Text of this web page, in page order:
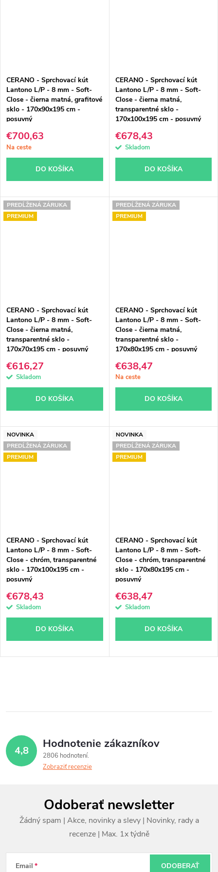
CERANO - Sprchovací kút
Lantono L/P - 8 mm - Soft-
Close - čierna matná, grafitové
sklo - 170x90x195 cm -
posuvný
€700,63
Na ceste
DO KOŠÍKA
CERANO - Sprchovací kút
Lantono L/P - 8 mm - Soft-
Close - čierna matná,
transparentné sklo -
170x100x195 cm - posuvný
€678,43
Skladom
DO KOŠÍKA
PREDĹŽENÁ ZÁRUKA
PREMIUM
CERANO - Sprchovací kút
Lantono L/P - 8 mm - Soft-
Close - čierna matná,
transparentné sklo -
170x70x195 cm - posuvný
€616,27
Skladom
DO KOŠÍKA
PREDĹŽENÁ ZÁRUKA
PREMIUM
CERANO - Sprchovací kút
Lantono L/P - 8 mm - Soft-
Close - čierna matná,
transparentné sklo -
170x80x195 cm - posuvný
€638,47
Na ceste
DO KOŠÍKA
NOVINKA
PREDĹŽENÁ ZÁRUKA
PREMIUM
CERANO - Sprchovací kút
Lantono L/P - 8 mm - Soft-
Close - chróm, transparentné
sklo - 170x100x195 cm -
posuvný
€678,43
Skladom
DO KOŠÍKA
NOVINKA
PREDĹŽENÁ ZÁRUKA
PREMIUM
CERANO - Sprchovací kút
Lantono L/P - 8 mm - Soft-
Close - chróm, transparentné
sklo - 170x80x195 cm -
posuvný
€638,47
Skladom
DO KOŠÍKA
á
d 4,8 Hodnotenie zákazníkov
2806 hodnotení
Zobraziť recenzie
ä
Odoberať newsletter
Email ODOBERAŤ